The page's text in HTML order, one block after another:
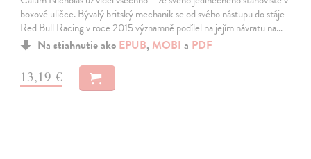
boxové uličce. Bývalý britský mechanik se od svého nástupu do stáje
Red Bull Racing v roce 2015 významně podílel na jejím návratu na…
Na stiahnutie ako EPUB, MOBI a PDF
13,19 €